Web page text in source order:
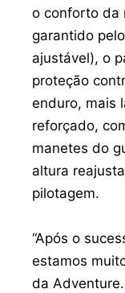
o conforto da
garantido
ajustável), o
proteção
enduro, mais
reforçado,
manetes do
altura
pilotagem.
“Após o
estamos
da